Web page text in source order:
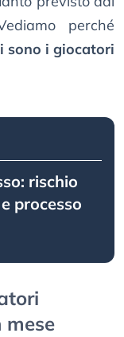
perché
sono i giocatori
rischio
processo